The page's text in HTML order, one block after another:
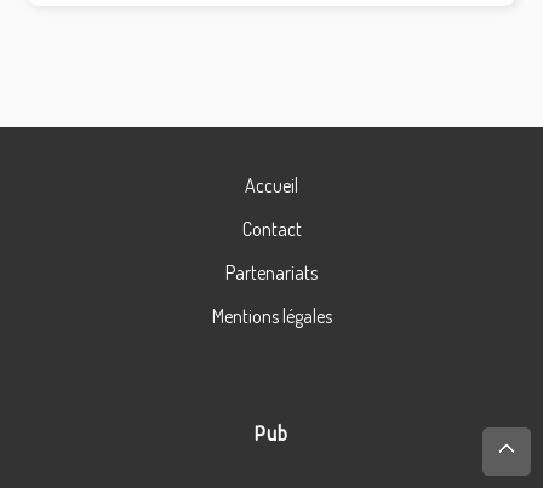
Accueil
Contact
Partenariats
Mentions légales
Pub